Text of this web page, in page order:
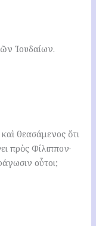
Ἰουδαίων.
θεασάμενος ὅτι
πρὸς Φίλιππον·
οὗτοι;